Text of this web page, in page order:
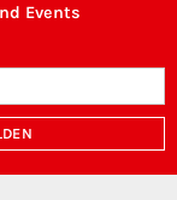
Events